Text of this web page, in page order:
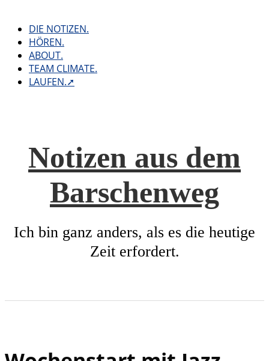
contentDIE NOTIZEN.
HÖREN.
ABOUT.
TEAM CLIMATE.
LAUFEN.➚
Notizen aus dem
Barschenweg
Ich bin ganz anders, als es die heutige
Zeit erfordert.